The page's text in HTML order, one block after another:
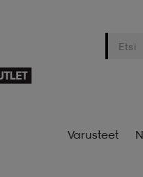
Varusteet